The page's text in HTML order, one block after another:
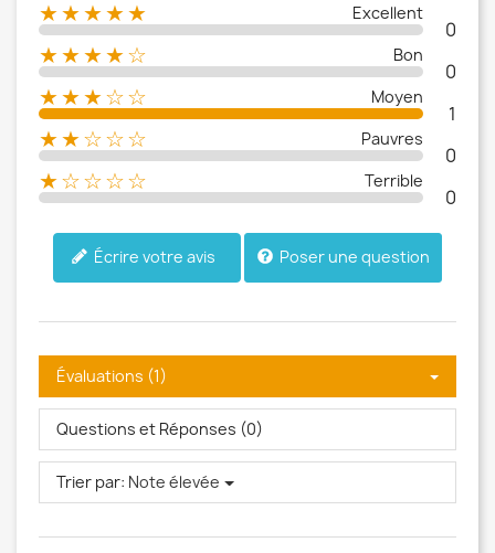
★★★★★ Excellent
0
★★★★☆
Bon
0
★★★☆☆
Moyen
1
★★☆☆☆
Pauvres
0
★☆☆☆☆
Terrible
0
Écrire votre avis Poser une question
Évaluations (1)
Questions et Réponses (0)
Trier par: Note élevée